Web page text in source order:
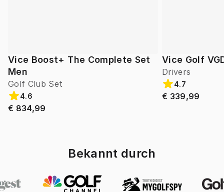
Vice Boost+ The Complete Set
Men
Golf Club Set
4.6
€ 834,99
Vice Golf
Drivers
4.7
€ 339,99
Bekannt durch